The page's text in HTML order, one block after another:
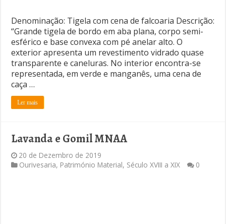
Denominação: Tigela com cena de falcoaria Descrição:
“Grande tigela de bordo em aba plana, corpo semi-
esférico e base convexa com pé anelar alto. O
exterior apresenta um revestimento vidrado quase
transparente e caneluras. No interior encontra-se
representada, em verde e manganês, uma cena de
caça …
Ler mais
Lavanda e Gomil MNAA
20 de Dezembro de 2019
Ourivesaria, Património Material, Século XVIII a XIX 0